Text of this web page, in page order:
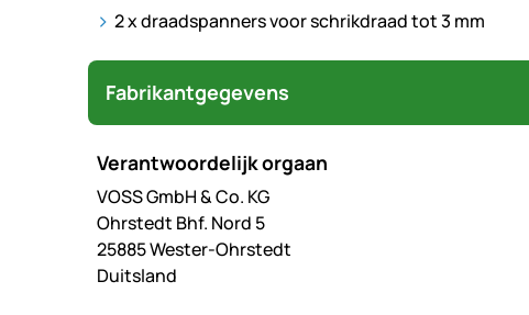
2 x draadspanners voor schrikdraad tot 3 mm
Fabrikantgegevens
Verantwoordelijk orgaan
VOSS GmbH & Co. KG
Ohrstedt Bhf. Nord 5
25885 Wester-Ohrstedt
Duitsland